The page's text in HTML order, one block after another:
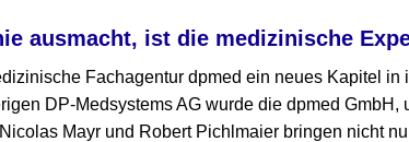
ausmacht, ist die medizinische
Fachagentur dpmed ein neues Kapitel in
DP-Medsystems AG wurde die dpmed GmbH,
Mayr und Robert Pichlmaier bringen nicht